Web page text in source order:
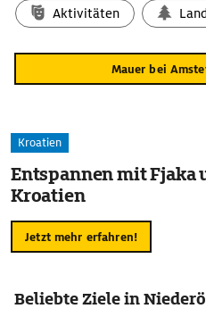
Aktivitäten
Mauer bei
Kroatien
Entspannen mit Fjaka
Kroatien
Jetzt mehr erfahren!
Beliebte Ziele in